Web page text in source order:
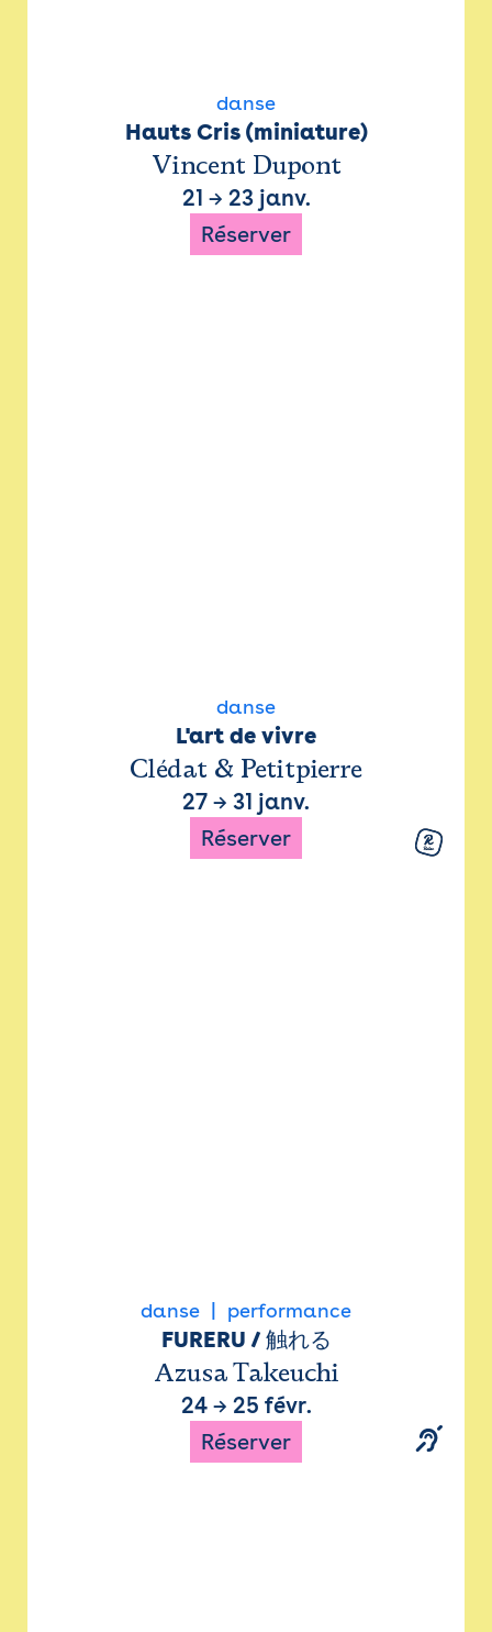
danse
Hauts Cris (miniature)
Vincent Dupont
21 → 23 janv.
Réserver
danse
L'art de vivre
Clédat & Petitpierre
27 → 31 janv.
Réserver
danse performance
FURERU / 触れる
Azusa Takeuchi
24→ 25 févr.
Réserver